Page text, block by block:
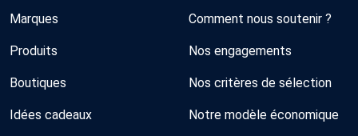
Marques
Produits
Boutiques
Idées cadeaux
Comment nous soutenir ?
Nos engagements
Nos critères de sélection
Notre modèle économique